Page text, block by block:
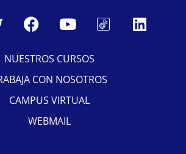
NUESTROS CURSOS
CON NOSOTROS
CAMPUS VIRTUAL
WEBMAIL